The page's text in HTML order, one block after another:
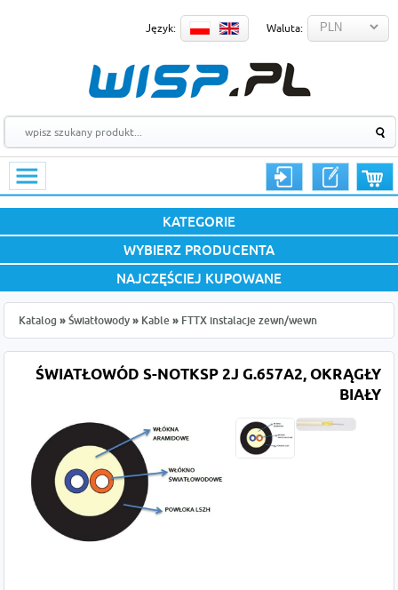
Język: Waluta:
KATEGORIE
WYBIERZ PRODUCENTA
NAJCZĘŚCIEJ KUPOWANE
Katalog » Światłowody » Kable » FTTX instalacje zewn/wewn
ŚWIATŁOWÓD S-NOTKSP 2J G.657A2, OKRĄGŁY
BIAŁY